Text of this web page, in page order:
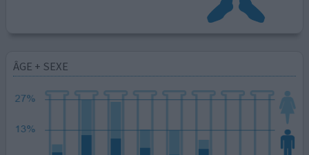
ÂGE + SEXE